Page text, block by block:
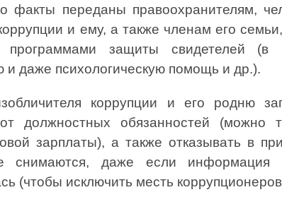
факты переданы правоохранителям,
и ему, а также членам его
защиты свидетелей (в
и даже психологическую помощь и др.).
коррупции и его родню
от должностных обязанностей (можно
зарплаты), а также отказывать в
снимаются, даже если информация
(чтобы исключить месть